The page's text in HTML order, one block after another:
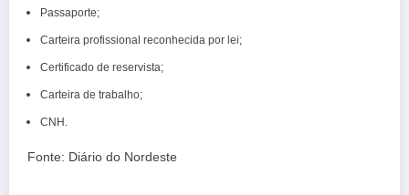
Passaporte;
Carteira profissional reconhecida por lei;
Certificado de reservista;
Carteira de trabalho;
CNH.
Fonte: Diário do Nordeste